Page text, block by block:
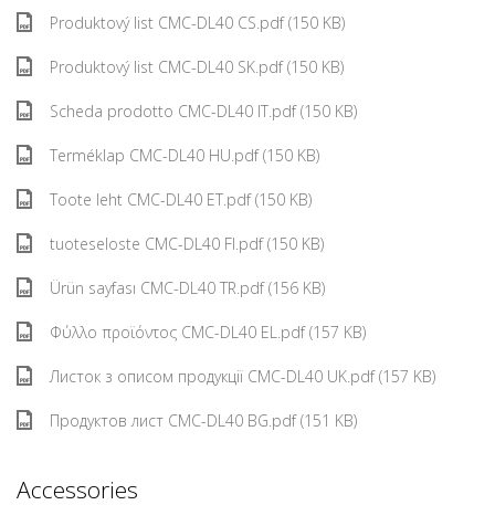
Produktový list CMC-DL40 CS.pdf (150 KB)
Produktový list CMC-DL40 SK.pdf (150 KB)
Scheda prodotto CMC-DL40 IT.pdf (150 KB)
Terméklap CMC-DL40 HU.pdf (150 KB)
Toote leht CMC-DL40 ET.pdf (150 KB)
tuoteseloste CMC-DL40 FI.pdf (150 KB)
Ürün sayfası CMC-DL40 TR.pdf (156 KB)
Φύλλο προϊόντος CMC-DL40 EL.pdf (157 KB)
Листок з описом продукції CMC-DL40 UK.pdf (157 KB)
Продуктов лист CMC-DL40 BG.pdf (151 KB)
Accessories